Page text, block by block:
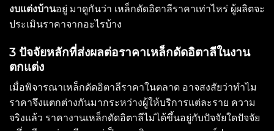
งบแต่งบ้านอยู่ มาดูกันว่า เหล็กดัดอิตาลีราคาเท่าไหร่ ผู้ผลิตจะ
ประเมินราคาจากอะไรบ้าง
3 ปัจจัยหลักที่ส่งผลต่อราคาเหล็กดัดอิตาลีในงาน
ตกแต่ง
เมื่อพิจารณาเหล็กดัดอิตาลีราคาในตลาด อาจสงสัยว่าทำไม
ราคาจึงแตกต่างกันมากระหว่างผู้ให้บริการแต่ละราย ความ
จริงแล้ว ราคางานเหล็กดัดอิตาลีไม่ได้ขึ้นอยู่กับปัจจัยใดปัจจัย